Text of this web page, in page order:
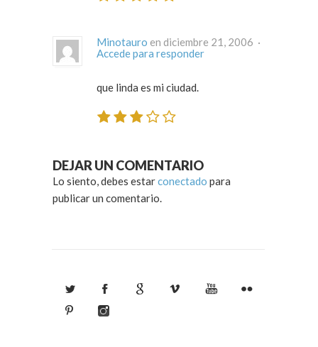
Minotauro
en diciembre 21, 2006 ·
Accede para responder
que linda es mi ciudad.
DEJAR UN COMENTARIO
Lo siento, debes estarconectado para
publicar un comentario.